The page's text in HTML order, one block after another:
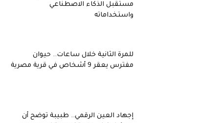
مستقبل الذكاء الاصطناعي
واستخداماته
للمرة الثانية خلال ساعات.. حيوان
مفترس يعقر 9 أشخاص في قرية مصرية
إجهاد العين الرقمي.. طبيبة توضح أن